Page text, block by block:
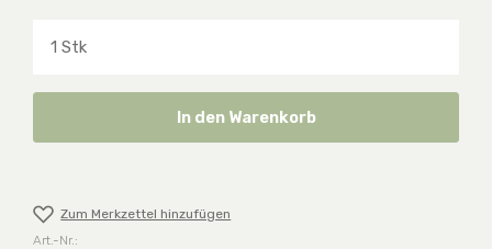
In den Warenkorb
Zum Merkzettel hinzufügen
Art.-Nr.: